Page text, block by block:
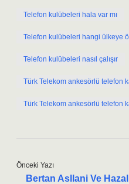
Telefon kulübeleri hala var mı
Telefon kulübeleri hangi ülkeye
Telefon kulübeleri nasıl çalışır
Türk Telekom ankesörlü telefon
Türk Telekom ankesörlü telefon
Önceki Yazı
Bertan Asllani Ve Hazal